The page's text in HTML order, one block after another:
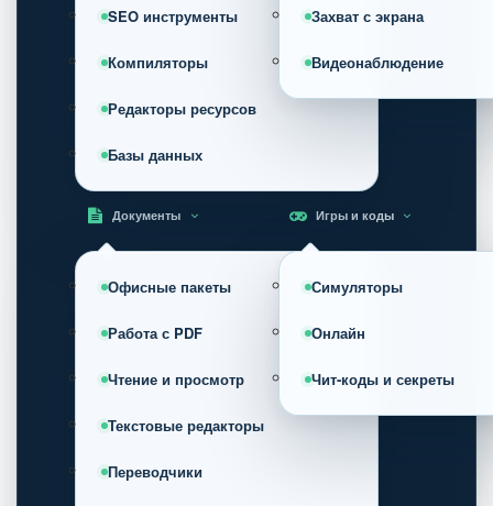
SEO инструменты
Компиляторы
Редакторы ресурсов
Базы данных
Захват с экрана
Видеонаблюдение
Документы
Офисные пакеты
Работа с PDF
Чтение и просмотр
Текстовые редакторы
Переводчики
Игры и коды
Симуляторы
Онлайн
Чит-коды и секреты